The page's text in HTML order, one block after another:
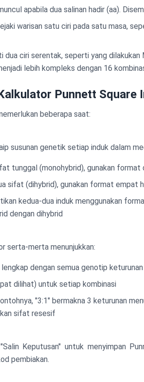
apabila dua salinan hadir (aa).
warisan satu ciri pada satu masa,
dua ciri serentak, seperti yang dilakukan
lebih kompleks dengan 16
Punnett Square
beberapa saat:
susunan genetik setiap induk dalam
tunggal (monohybrid), gunakan format
sifat (dihybrid), gunakan format empat
kedua-dua induk menggunakan
dengan dihybrid
serta-merta menunjukkan:
dengan semua genotip keturunan
dilihat) untuk setiap kombinasi
"3:1" bermakna 3 keturunan
sifat resesif
Keputusan" untuk menyimpan
pembiakan.